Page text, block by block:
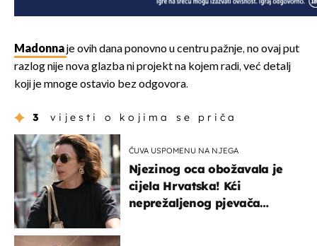
Madonnaje ovih dana ponovno u centru pažnje, no ovaj put
razlog nije nova glazba ni projekt na kojem radi, već detalj
koji je mnoge ostavio bez odgovora.
3 vijesti o kojima se priča
ČUVA USPOMENU NA NJEGA
Njezinog oca obožavala je
cijela Hrvatska! Kći
neprežaljenog pjevača